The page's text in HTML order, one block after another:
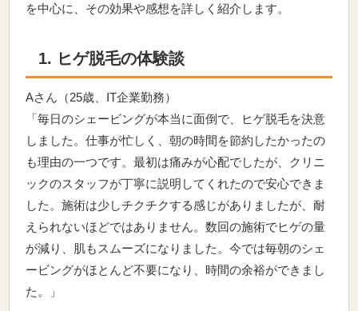
を中心に、その効果や感想を詳しく紹介します。
1. ヒゲ脱毛の体験談
Aさん（25歳、IT企業勤務）
「毎日のシェービングが本当に面倒で、ヒゲ脱毛を決意
しました。仕事が忙しく、朝の時間を節約したかったの
も理由の一つです。最初は痛みが心配でしたが、クリニ
ックのスタッフが丁寧に説明してくれたので安心できま
した。施術は少しチクチクする感じがありましたが、耐
えられないほどではありません。数回の施術でヒゲの量
が減り、肌もスムーズになりました。今では毎朝のシェ
ービングがほとんど不要になり、時間の余裕ができまし
た。」